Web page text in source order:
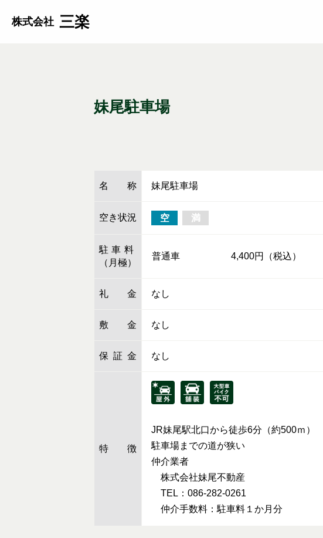
株式会社 三楽
妹尾駐車場
名称 妹尾駐車場
空き状況 空 満
駐車料
（月極）
普通車 4,400円（税込）
礼金 なし
敷金 なし
保証金 なし
特徴
JR妹尾駅北口から徒歩6分（約500ｍ）
駐車場までの道が狭い
仲介業者
株式会社妹尾不動産
TEL：086-282-0261
仲介手数料：駐車料１か月分